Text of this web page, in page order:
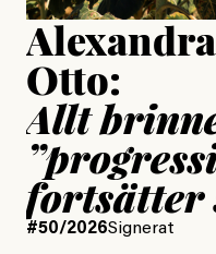
Otto:
Allt
fortsätter
#50/2026Signerat